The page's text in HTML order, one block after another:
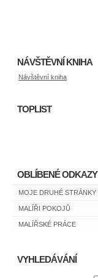
NÁVŠTĚVNÍ KNIHA
Návštěvní kniha
TOPLIST
OBLÍBENÉ ODKAZY
MOJE DRUHÉ STRÁNKY
MALÍŘI POKOJŮ
MALÍŘSKÉ PRÁCE
VYHLEDÁVÁNÍ